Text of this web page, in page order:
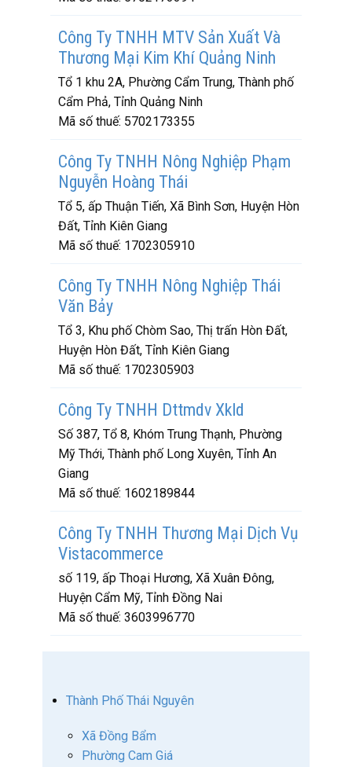
Công Ty TNHH MTV Sản Xuất Và
Thương Mại Kim Khí Quảng Ninh
Tổ 1 khu 2A, Phường Cẩm Trung, Thành phố
Cẩm Phả, Tỉnh Quảng Ninh
Mã số thuế: 5702173355
Công Ty TNHH Nông Nghiệp Phạm
Nguyễn Hoàng Thái
Tổ 5, ấp Thuận Tiến, Xã Bình Sơn, Huyện Hòn
Đất, Tỉnh Kiên Giang
Mã số thuế: 1702305910
Công Ty TNHH Nông Nghiệp Thái
Văn Bảy
Tổ 3, Khu phố Chòm Sao, Thị trấn Hòn Đất,
Huyện Hòn Đất, Tỉnh Kiên Giang
Mã số thuế: 1702305903
Công Ty TNHH Dttmdv Xkld
Số 387, Tổ 8, Khóm Trung Thạnh, Phường
Mỹ Thới, Thành phố Long Xuyên, Tỉnh An
Giang
Mã số thuế: 1602189844
Công Ty TNHH Thương Mại Dịch Vụ
Vistacommerce
số 119, ấp Thoại Hương, Xã Xuân Đông,
Huyện Cẩm Mỹ, Tỉnh Đồng Nai
Mã số thuế: 3603996770
Thành Phố Thái Nguyên
Xã Đồng Bẩm
Phường Cam Giá